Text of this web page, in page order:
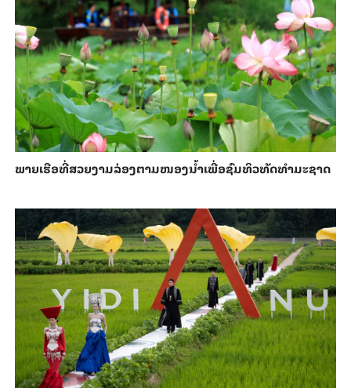
ພາຍ​ເຮືອທີ່​ສວຍ​ງາມ​ລ່ອງ​ຕາມ​​ໜອງນ້ຳ​​ເພື່ອ​ຊົມ​ທິວ​ທັດ​ທຳ​ມະ​ຊາດ